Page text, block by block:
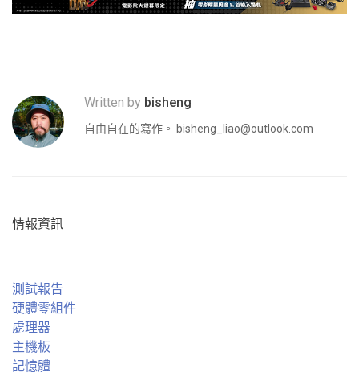
Written by bisheng
自由自在的寫作。 bisheng_liao@outlook.com
情報資訊
測試報告
硬體零組件
處理器
主機板
記憶體